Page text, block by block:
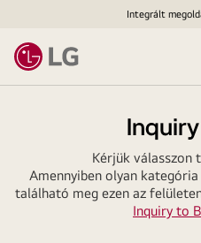
Integrált
Kérjük válasszon
Amennyiben olyan
található meg ezen az
Inquiry to